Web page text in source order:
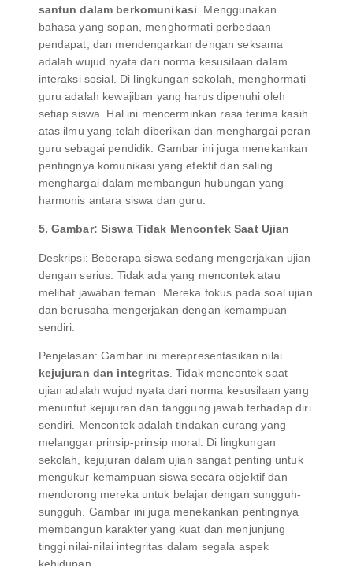
santun dalam berkomunikasi. Menggunakan
bahasa yang sopan, menghormati perbedaan
pendapat, dan mendengarkan dengan seksama
adalah wujud nyata dari norma kesusilaan dalam
interaksi sosial. Di lingkungan sekolah, menghormati
guru adalah kewajiban yang harus dipenuhi oleh
setiap siswa. Hal ini mencerminkan rasa terima kasih
atas ilmu yang telah diberikan dan menghargai peran
guru sebagai pendidik. Gambar ini juga menekankan
pentingnya komunikasi yang efektif dan saling
menghargai dalam membangun hubungan yang
harmonis antara siswa dan guru.
5. Gambar: Siswa Tidak Mencontek Saat Ujian
Deskripsi: Beberapa siswa sedang mengerjakan ujian
dengan serius. Tidak ada yang mencontek atau
melihat jawaban teman. Mereka fokus pada soal ujian
dan berusaha mengerjakan dengan kemampuan
sendiri.
Penjelasan: Gambar ini merepresentasikan nilai
kejujuran dan integritas . Tidak mencontek saat
ujian adalah wujud nyata dari norma kesusilaan yang
menuntut kejujuran dan tanggung jawab terhadap diri
sendiri. Mencontek adalah tindakan curang yang
melanggar prinsip-prinsip moral. Di lingkungan
sekolah, kejujuran dalam ujian sangat penting untuk
mengukur kemampuan siswa secara objektif dan
mendorong mereka untuk belajar dengan sungguh-
sungguh. Gambar ini juga menekankan pentingnya
membangun karakter yang kuat dan menjunjung
tinggi nilai-nilai integritas dalam segala aspek
kehidupan.